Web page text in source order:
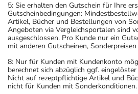
5: Sie erhalten den Gutschein für Ihre
Gutscheinbedingungen:
Artikel, Bücher und Bestellungen von
Angeboten via Vergleichsportalen sind
ausgeschlossen. Pro Kunde nur ein
mit anderen Gutscheinen,
8: Nur für Kunden mit Kundenkonto
berechnet sich abzüglich ggf.
Nicht auf rezeptpflichtige Artikel und
nicht für Kunden mit Sonderkonditionen.